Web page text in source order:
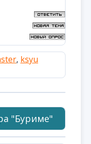
, ksyu
"Буриме"